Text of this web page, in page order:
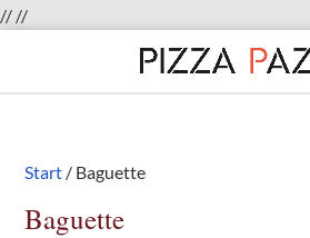
// //
Start / Baguette
Baguette